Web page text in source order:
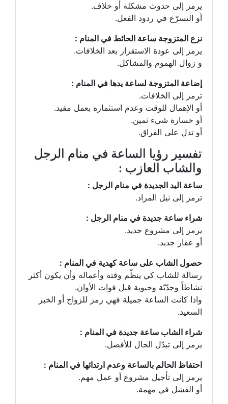
يرمز إلى حدوث مشكلة أو خلاف.
أو التسرّع في ردود الفعل.
نزع المتزوجة ساعة الحائط في المنام :
يرمز إلى عودة الاستقرار بعد الخلافات.
و زوال الهموم والمشاكل.
إضاعة المتزوجة لساعة يدها في المنام :
ترمز إلى الخلافات.
أو الإهمال للوقت وعدم استثماره بعمل مفيد.
أو خسارة شيء ثمين.
أو تدل على الفراق.
تفسير رؤيا الساعة في منام الرجل
والشاب العازب :
ساعة اليد الجديدة في منام الرجل :
ترمز إلى نيل المراد.
شراء ساعة جديدة في منام الرجل :
يرمز إلى مشروع جديد.
أو عقار جديد.
حصول الشاب على ساعة كهدية في المنام :
رسالة للشاب كي ينظّم وقته وأعماله وأن يكون أكثر
نشاطاً وجدّيّة وحيوية قبل فوات الأوان.
واذا كانت الساعة جميلة فهي رمز للزواج أو الخبر
السعيد.
شراء الشاب ساعة جديدة في المنام :
يرمز إلى تبدّل الحال للأفضل.
احتفاظ الحالم بالساعة وعدم ارتدائها في المنام :
يرمز إلى تأجيل مشروع أو عمل مهم.
أو الفشل في مهمة.